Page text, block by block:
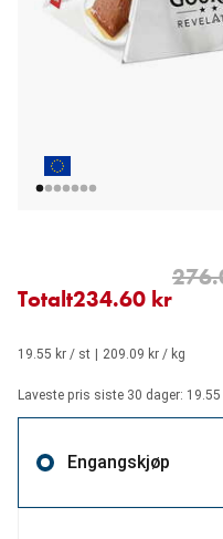
12 stk for 234.60 kr
Totalt234.60 kr
19.55 kr / st 209.09 kr / kg
Laveste pris siste 30 dager: 19.55
Engangskjøp